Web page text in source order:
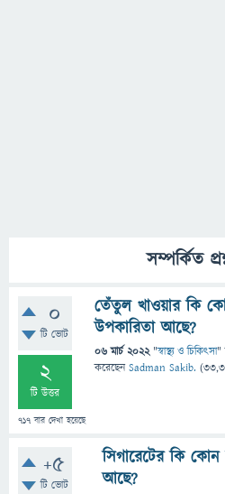
সম্পর্কিত
0
টি ভোট
2
টি উত্তর
717 বার দেখা হয়েছে
তেঁতুল খাওয়ার কি
উপকারিতা আছে?
06 মার্চ 2022 "স্বাস্থ্য ও চিকিৎসা"
করেছেনSadman Sakib. (
+5
টি ভোট
সিগারেটের কি
আছে?